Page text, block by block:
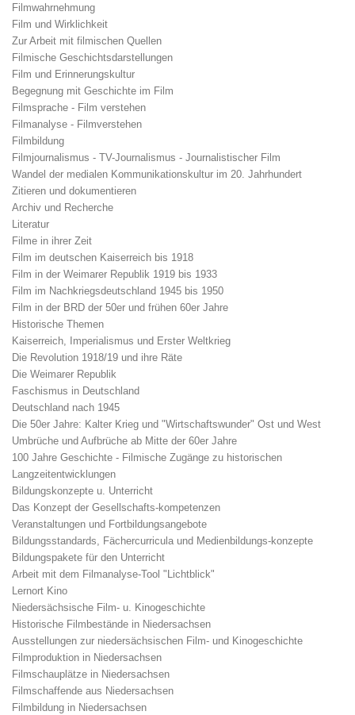
Filmwahrnehmung
Film und Wirklichkeit
Zur Arbeit mit filmischen Quellen
Filmische Geschichtsdarstellungen
Film und Erinnerungskultur
Begegnung mit Geschichte im Film
Filmsprache - Film verstehen
Filmanalyse - Filmverstehen
Filmbildung
Filmjournalismus - TV-Journalismus - Journalistischer Film
Wandel der medialen Kommunikationskultur im 20. Jahrhundert
Zitieren und dokumentieren
Archiv und Recherche
Literatur
Filme in ihrer Zeit
Film im deutschen Kaiserreich bis 1918
Film in der Weimarer Republik 1919 bis 1933
Film im Nachkriegsdeutschland 1945 bis 1950
Film in der BRD der 50er und frühen 60er Jahre
Historische Themen
Kaiserreich, Imperialismus und Erster Weltkrieg
Die Revolution 1918/19 und ihre Räte
Die Weimarer Republik
Faschismus in Deutschland
Deutschland nach 1945
Die 50er Jahre: Kalter Krieg und "Wirtschaftswunder" Ost und West
Umbrüche und Aufbrüche ab Mitte der 60er Jahre
100 Jahre Geschichte - Filmische Zugänge zu historischen
Langzeitentwicklungen
Bildungskonzepte u. Unterricht
Das Konzept der Gesellschafts-kompetenzen
Veranstaltungen und Fortbildungsangebote
Bildungsstandards, Fächercurricula und Medienbildungs-konzepte
Bildungspakete für den Unterricht
Arbeit mit dem Filmanalyse-Tool "Lichtblick"
Lernort Kino
Niedersächsische Film- u. Kinogeschichte
Historische Filmbestände in Niedersachsen
Ausstellungen zur niedersächsischen Film- und Kinogeschichte
Filmproduktion in Niedersachsen
Filmschauplätze in Niedersachsen
Filmschaffende aus Niedersachsen
Filmbildung in Niedersachsen